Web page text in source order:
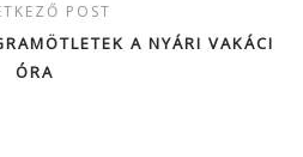
POST
A NYÁRI VAKÁCI
ÓRA